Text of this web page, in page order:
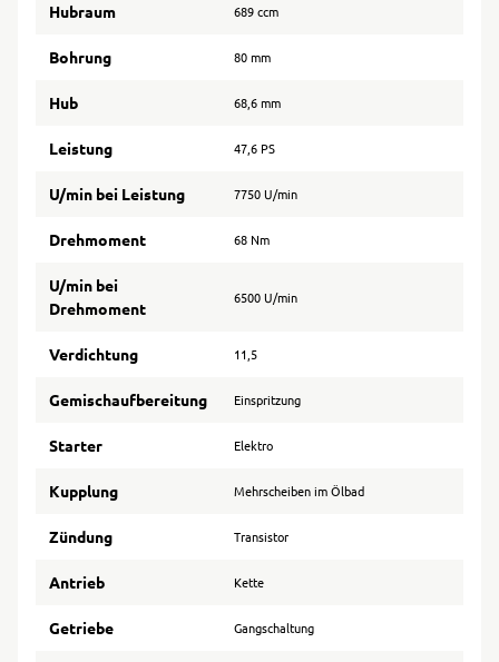
Hubraum 689 ccm
Bohrung 80 mm
Hub 68,6 mm
Leistung 47,6 PS
U/min bei Leistung 7750 U/min
Drehmoment 68 Nm
U/min bei
Drehmoment
6500 U/min
Verdichtung 11,5
Gemischaufbereitung Einspritzung
Starter Elektro
Kupplung Mehrscheiben im Ölbad
Zündung Transistor
Antrieb Kette
Getriebe Gangschaltung